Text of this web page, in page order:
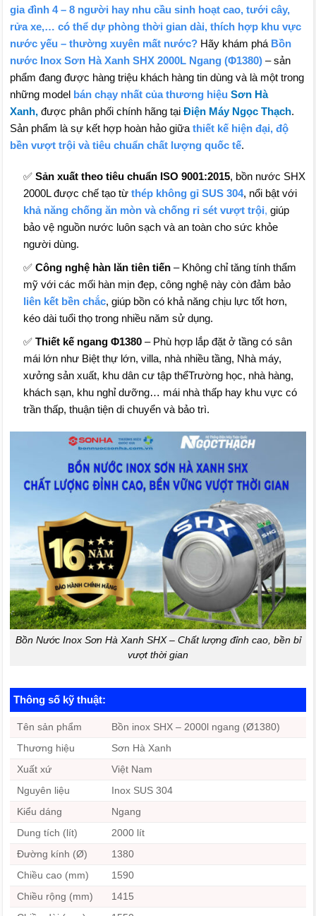
gia đình 4 – 8 người hay nhu cầu sinh hoạt cao, tưới cây,
rửa xe,… có thể dự phòng thời gian dài, thích hợp khu vực
nước yếu – thường xuyên mất nước?Hãy khám phá Bồn
nước Inox Sơn Hà Xanh SHX 2000L Ngang (Φ1380)– sản
phẩm đang được hàng triệu khách hàng tin dùng và là một trong
những model bán chạy nhất của thương hiệu Sơn Hà
Xanh,được phân phối chính hãng tại Điện Máy Ngọc Thạch.
Sản phẩm là sự kết hợp hoàn hảo giữa thiết kế hiện đại, độ
bền vượt trội và tiêu chuẩn chất lượng quốc tế.
✅Sản xuất theo tiêu chuẩn ISO 9001:2015, bồn nước SHX
2000L được chế tạo từthép không gỉ SUS 304, nổi bật với
khả năng chống ăn mòn và chống rỉ sét vượt trội, giúp
bảo vệ nguồn nước luôn sạch và an toàn cho sức khỏe
người dùng.
✅Công nghệ hàn lăn tiên tiến – Không chỉ tăng tính thẩm
mỹ với các mối hàn mịn đẹp, công nghệ này còn đảm bảo
liên kết bền chắc, giúp bồn có khả năng chịu lực tốt hơn,
kéo dài tuổi thọ trong nhiều năm sử dụng.
✅Thiết kế ngang Φ1380 – Phù hợp lắp đặt ở tầng có sân
mái lớn như Biệt thự lớn, villa, nhà nhiều tầng, Nhà máy,
xưởng sản xuất, khu dân cư tập thểTrường học, nhà hàng,
khách sạn, khu nghỉ dưỡng… mái nhà thấp hay khu vực có
trần thấp, thuận tiện di chuyển và bảo trì.
Bồn Nước Inox Sơn Hà Xanh SHX – Chất lượng đỉnh cao, bền bỉ
vượt thời gian
Thông số kỹ thuật:
Tên sản phẩm
Bồn inox SHX – 2000l ngang (Ø1380)
Thương hiệu
Sơn Hà Xanh
Xuất xứ
Việt Nam
Nguyên liệu
Inox SUS 304
Kiểu dáng
Ngang
Dung tích (lít)
2000 lít
Đường kính (Ø)
1380
Chiều cao (mm)
1590
Chiều rộng (mm)
1415